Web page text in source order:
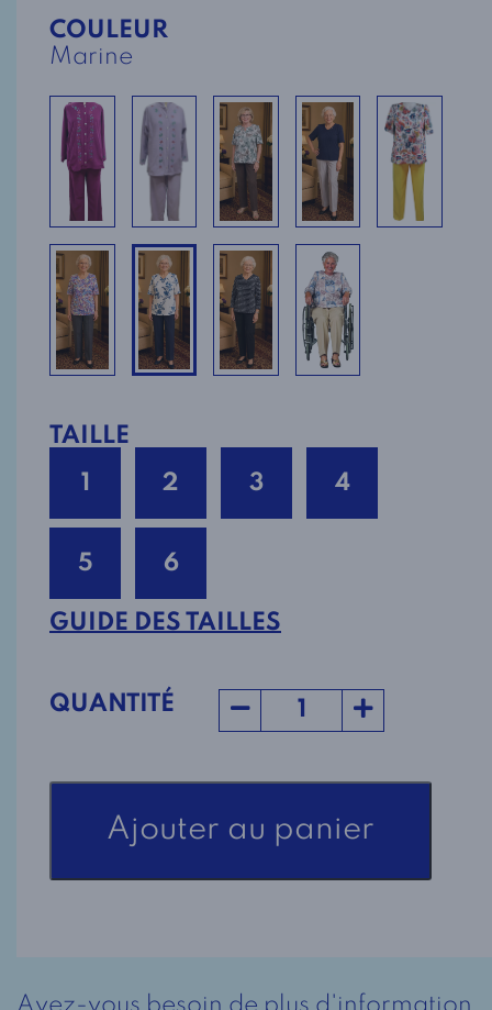
COULEUR
Marine
TAILLE
1
2 3 4
5 6
GUIDE DES TAILLES
QUANTITÉ
Ajouter au panier